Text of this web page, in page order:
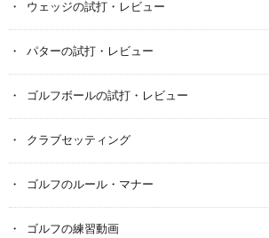
ウェッジの試打・レビュー
パターの試打・レビュー
ゴルフボールの試打・レビュー
クラブセッティング
ゴルフのルール・マナー
ゴルフの練習動画